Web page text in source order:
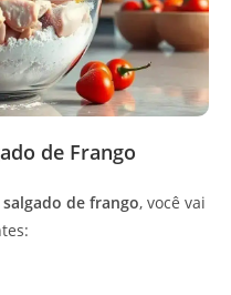
de Frango
de frango, você vai